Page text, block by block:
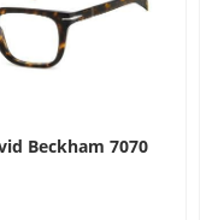
Beckham 7070